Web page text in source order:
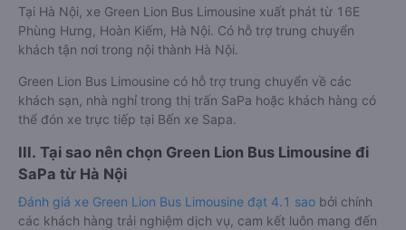
Tại Hà Nội, xe Green Lion Bus Limousine xuất phát từ 16E
Phùng Hưng, Hoàn Kiếm, Hà Nội. Có hỗ trợ trung chuyển
khách tận nơi trong nội thành Hà Nội.
Green Lion Bus Limousine có hỗ trợ trung chuyển về các
khách sạn, nhà nghỉ trong thị trấn SaPa hoặc khách hàng có
thể đón xe trực tiếp tại Bến xe Sapa.
III. Tại sao nên chọn Green Lion Bus Limousine đi
SaPa từ Hà Nội
Đánh giá xe Green Lion Bus Limousine đạt 4.1 sao bởi chính
các khách hàng trải nghiệm dịch vụ, cam kết luôn mang đến